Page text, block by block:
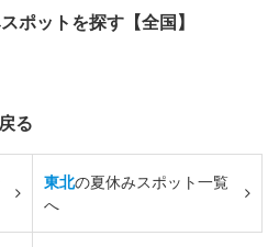
ポットを探す【全国】
る
東北の夏休みスポット一覧
へ